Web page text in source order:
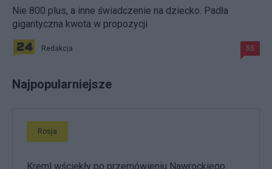
Nie 800 plus, a inne świadczenie na dziecko. Padła
gigantyczna kwota w propozycji
Redakcja 55
Najpopularniejsze
Rosja
Kreml wściekły po przemówieniu Nawrockiego.